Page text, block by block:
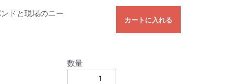
ドと現場のニー
カートに入れる
数量